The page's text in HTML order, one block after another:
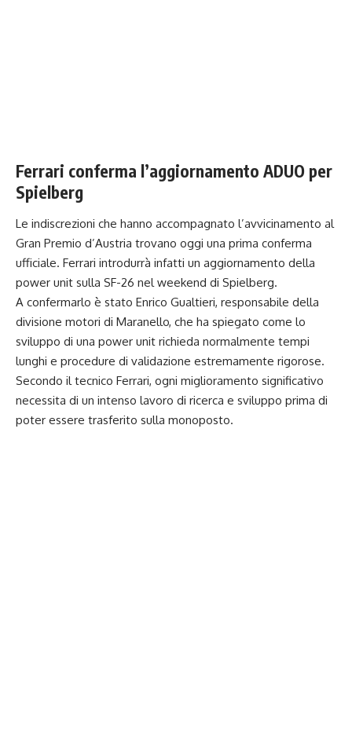
Ferrari conferma l’aggiornamento ADUO per
Spielberg
Le indiscrezioni che hanno accompagnato l’avvicinamento al
Gran Premio d’Austria trovano oggi una prima conferma
ufficiale. Ferrari introdurrà infatti un aggiornamento della
power unit sulla SF-26 nel weekend di Spielberg.
A confermarlo è stato Enrico Gualtieri, responsabile della
divisione motori di Maranello, che ha spiegato come lo
sviluppo di una power unit richieda normalmente tempi
lunghi e procedure di validazione estremamente rigorose.
Secondo il tecnico Ferrari, ogni miglioramento significativo
necessita di un intenso lavoro di ricerca e sviluppo prima di
poter essere trasferito sulla monoposto.